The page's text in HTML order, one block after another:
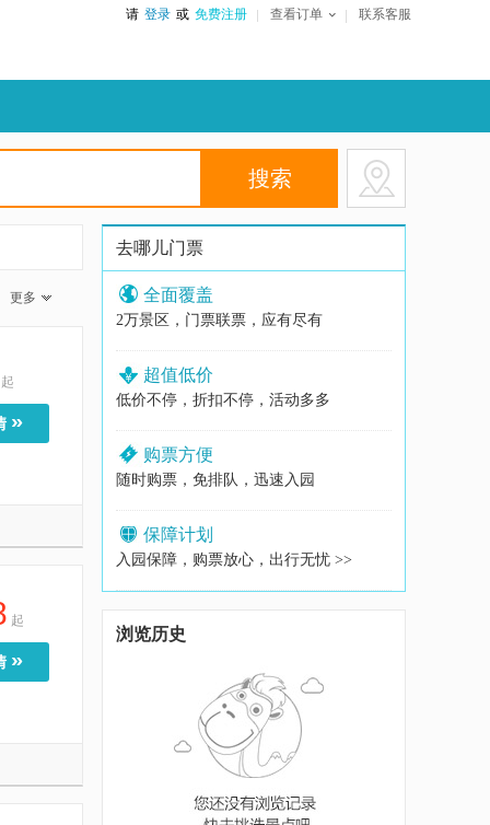
请 登录 或 免费注册 查看订单 联系客服
更多
起
»
起
»
去哪儿门票
全面覆盖
2万景区，门票联票，应有尽有
超值低价
低价不停，折扣不停，活动多多
购票方便
随时购票，免排队，迅速入园
保障计划
入园保障，购票放心，出行无忧 >>
浏览历史